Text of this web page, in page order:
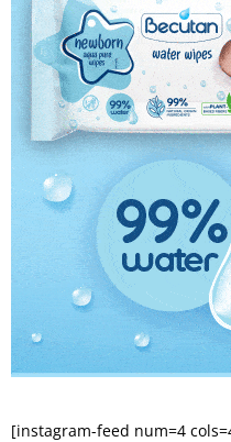
[instagram-feed num=4